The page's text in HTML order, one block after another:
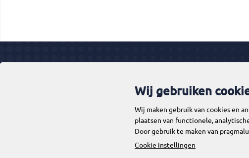
Grote voorraad & snelle levering
Duurzame modulaire producten
Innovatieve verlichtingsoplossingen
Klant worden?
Offerte op maat
2ba
DIALux
Wij gebruiken
Wij maken gebruik van cookies en
plaatsen van functionele,
Door gebruik te maken van
Cookie instellingen